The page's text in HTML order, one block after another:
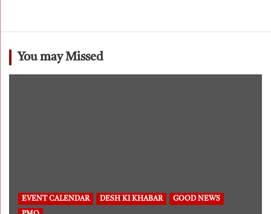
You may Missed
EVENT CALENDAR DESH KI KHABAR GOOD NEWS